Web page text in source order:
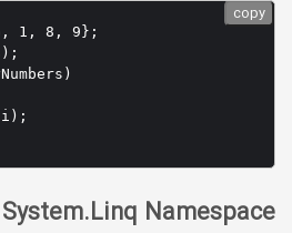
1, 8, 9};
copy
System.Linq Namespace